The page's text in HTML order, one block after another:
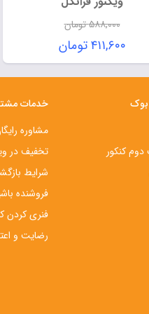
۵۸۸,۰۰۰تومان
قیمت
اصلی:
۵۸۸,۰۰۰ تومان
۴۱۱,۶۰۰تومان
قیمت
فعلی:
بوک
کنکور
خدمات
مشاوره
تخفیف در
شرایط
فروشنده
فنری کردن
رضایت و